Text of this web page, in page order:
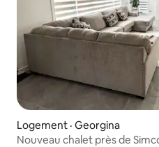
Logement · Georgina
Nouveau chalet près de